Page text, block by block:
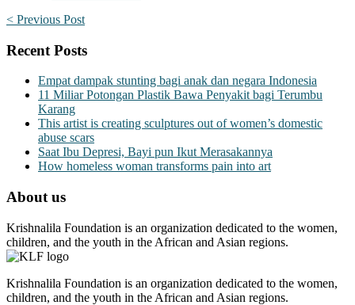
< Previous Post
Recent Posts
Empat dampak stunting bagi anak dan negara Indonesia
11 Miliar Potongan Plastik Bawa Penyakit bagi Terumbu
Karang
This artist is creating sculptures out of women’s domestic
abuse scars
Saat Ibu Depresi, Bayi pun Ikut Merasakannya
How homeless woman transforms pain into art
About us
Krishnalila Foundation is an organization dedicated to the women,
children, and the youth in the African and Asian regions.
Krishnalila Foundation is an organization dedicated to the women,
children, and the youth in the African and Asian regions.